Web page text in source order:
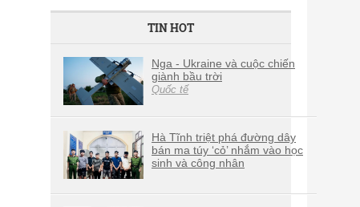
TIN HOT
Nga - Ukraine và cuộc chiến
giành bầu trời
Quốc tế
Hà Tĩnh triệt phá đường dây
bán ma túy ‘cỏ’ nhắm vào học
sinh và công nhân